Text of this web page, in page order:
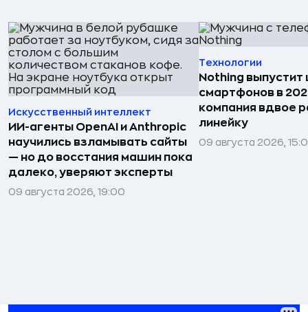
Искусственный интеллект
ИИ-агенты OpenAI и Anthropic
научились взламывать сайты
— но до восстания машин пока
далеко, уверяют эксперты
09 августа 2026, 19:00
Технологии
Nothing выпустит
смартфонов в
компания вдвое
линейку
09 августа 2026,